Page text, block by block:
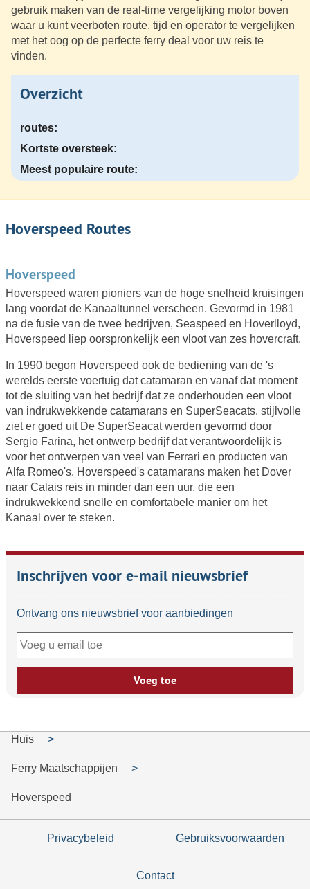
gebruik maken van de real-time vergelijking motor boven
waar u kunt veerboten route, tijd en operator te vergelijken
met het oog op de perfecte ferry deal voor uw reis te
vinden.
Overzicht
routes:
Kortste oversteek:
Meest populaire route:
Hoverspeed Routes
Hoverspeed
Hoverspeed waren pioniers van de hoge snelheid kruisingen
lang voordat de Kanaaltunnel verscheen. Gevormd in 1981
na de fusie van de twee bedrijven, Seaspeed en Hoverlloyd,
Hoverspeed liep oorspronkelijk een vloot van zes hovercraft.
In 1990 begon Hoverspeed ook de bediening van de 's
werelds eerste voertuig dat catamaran en vanaf dat moment
tot de sluiting van het bedrijf dat ze onderhouden een vloot
van indrukwekkende catamarans en SuperSeacats. stijlvolle
ziet er goed uit De SuperSeacat werden gevormd door
Sergio Farina, het ontwerp bedrijf dat verantwoordelijk is
voor het ontwerpen van veel van Ferrari en producten van
Alfa Romeo's. Hoverspeed's catamarans maken het Dover
naar Calais reis in minder dan een uur, die een
indrukwekkend snelle en comfortabele manier om het
Kanaal over te steken.
Inschrijven voor e-mail nieuwsbrief
Ontvang ons nieuwsbrief voor aanbiedingen
Voeg toe
Huis
Ferry Maatschappijen
Hoverspeed
Privacybeleid Gebruiksvoorwaarden
Contact